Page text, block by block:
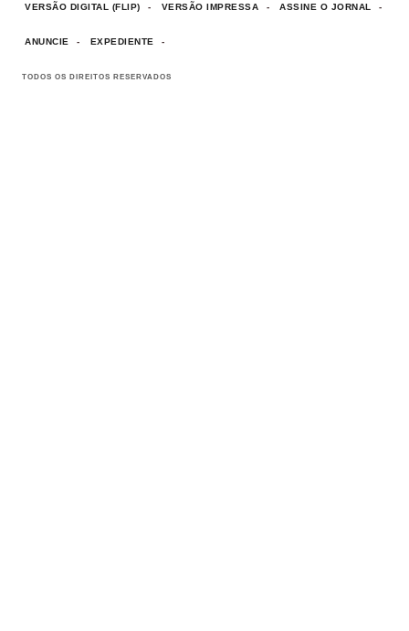
VERSÃO DIGITAL (FLIP) VERSÃO IMPRESSA ASSINE O JORNAL
ANUNCIE EXPEDIENTE
TODOS OS DIREITOS RESERVADOS